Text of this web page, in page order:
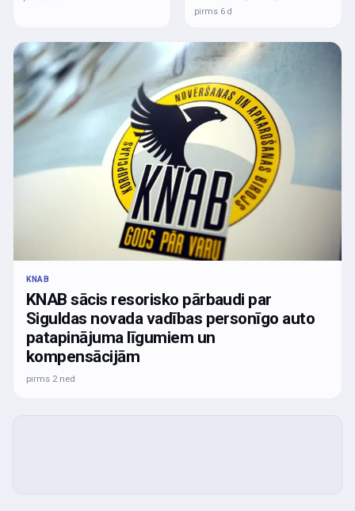
pirms 6 d
KNAB
KNAB sācis resorisko pārbaudi par
Siguldas novada vadības personīgo auto
patapinājuma līgumiem un
kompensācijām
pirms 2 ned